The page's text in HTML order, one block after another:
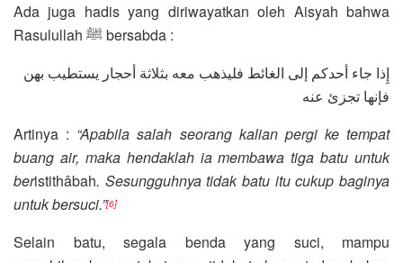
Ada juga hadis yang diriwayatkan oleh Aisyah bahwa
Rasulullah ﷺ bersabda :
إِذا جاء أحدكم إلى الغائط فليذهب معه بثلاثة أحجار يستطيب بهن
فإنها تجزئ عنه
Artinya : “Apabila salah seorang kalian pergi ke tempat
buang air, maka hendaklah ia membawa tiga batu untuk
beristithâbah. Sesungguhnya tidak batu itu cukup baginya
untuk bersuci.”[6]
Selain batu, segala benda yang suci, mampu